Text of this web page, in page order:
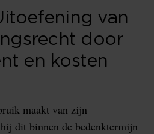
van
door
en kosten
maakt van zijn
dit binnen de bedenktermijn